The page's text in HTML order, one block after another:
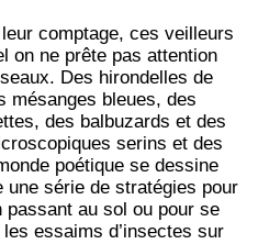
comptage, ces veilleurs
on ne prête pas attention
Des hirondelles de
mésanges bleues, des
des balbuzards et des
serins et des
poétique se dessine
une série de stratégies pour
au sol ou pour se
essaims d’insectes sur